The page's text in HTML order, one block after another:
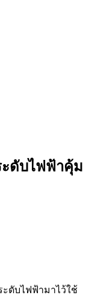
ดับไฟฟ้าคุ้ม
ดับไฟฟ้ามาไว้ใช้